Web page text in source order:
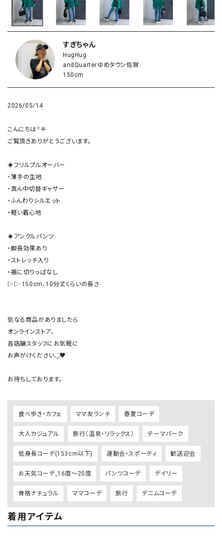
すぎちゃん
HugHug
andQuarterゆめタウン佐賀
150cm
2026/05/14
こんにちは꙳𖤐
ご覧頂きありがとうございます。
◈フリルプルオーバー
・薄手の生地
・真ん中切替ギャザー
・ふんわりシルエット
・軽い着心地
◈アンクルパンツ
・脚長効果あり
・ストレッチ入り
・裾に切りっぱなし
▷▷ 150cm、10分丈くらいの長さ
気なる商品がありましたら
オンラインストア、
各店舗スタッフにお気軽に
お声がけください◡̈♥︎
食べ歩き・カフェ ママ友ランチ 春夏コーデ
大人カジュアル 旅行（温泉・リラックス） テーマパーク
低身長コーデ(153cm以下) 運動会・スポーティ 歓送迎会
お天気コーデ_16度～20度 パンツコーデ デイリー
骨格ナチュラル ママコーデ 旅行 デニムコーデ
着用アイテム